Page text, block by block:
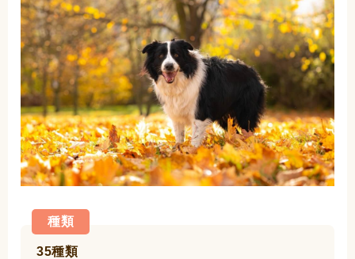
種類
35種類